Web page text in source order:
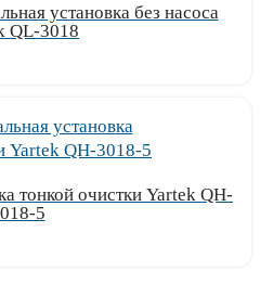
установка без насоса
QL-3018
тонкой очистки Yartek QH-
5